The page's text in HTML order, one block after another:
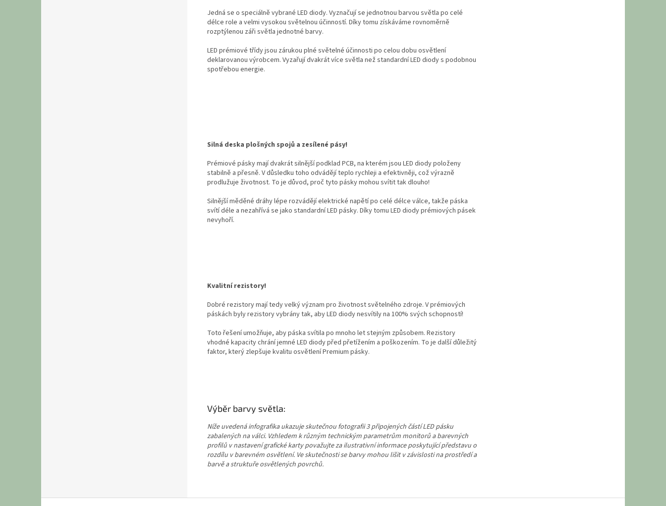
Jedná se o speciálně vybrané LED diody. Vyznačují se jednotnou barvou světla po celé
délce role a velmi vysokou světelnou účinností. Díky tomu získáváme rovnoměrně
rozptýlenou záři světla jednotné barvy.
LED prémiové třídy jsou zárukou plné světelné účinnosti po celou dobu osvětlení
deklarovanou výrobcem. Vyzařují dvakrát více světla než standardní LED diody s podobnou
spotřebou energie.
Silná deska plošných spojů a zesílené pásy!
Prémiové pásky mají dvakrát silnější podklad PCB, na kterém jsou LED diody položeny
stabilně a přesně. V důsledku toho odvádějí teplo rychleji a efektivněji, což výrazně
prodlužuje životnost. To je důvod, proč tyto pásky mohou svítit tak dlouho!
Silnější měděné dráhy lépe rozvádějí elektrické napětí po celé délce válce, takže páska
svítí déle a nezahřívá se jako standardní LED pásky. Díky tomu LED diody prémiových pásek
nevyhoří.
Kvalitní rezistory!
Dobré rezistory mají tedy velký význam pro životnost světelného zdroje. V prémiových
páskách byly rezistory vybrány tak, aby LED diody nesvítily na 100% svých schopností!
Toto řešení umožňuje, aby páska svítila po mnoho let stejným způsobem. Rezistory
vhodné kapacity chrání jemné LED diody před přetížením a poškozením. To je další důležitý
faktor, který zlepšuje kvalitu osvětlení Premium pásky.
Výběr barvy světla:
Níže uvedená infografika ukazuje skutečnou fotografii 3 připojených částí LED pásku
zabalených na válci. Vzhledem k různým technickým parametrům monitorů a barevných
profilů v nastavení grafické karty považujte za ilustrativní informace poskytující představu o
rozdílu v barevném osvětlení. Ve skutečnosti se barvy mohou lišit v závislosti na prostředí a
barvě a struktuře osvětlených povrchů.